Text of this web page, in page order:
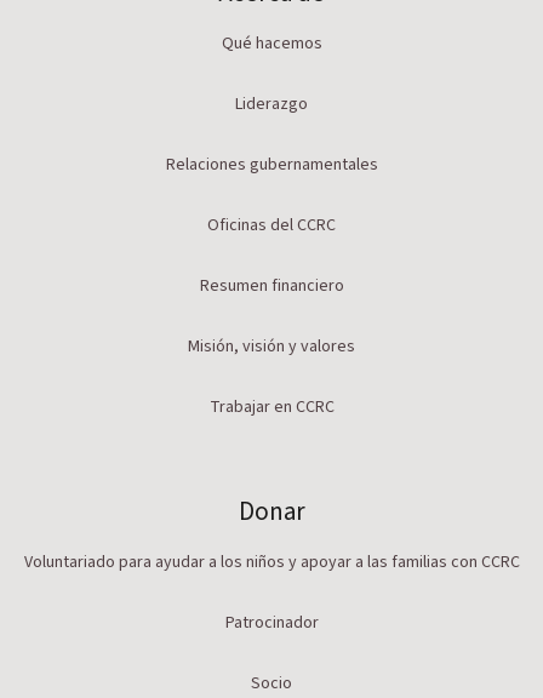
Qué hacemos
Liderazgo
Relaciones gubernamentales
Oficinas del CCRC
Resumen financiero
Misión, visión y valores
Trabajar en CCRC
Donar
Voluntariado para ayudar a los niños y apoyar a las familias con CCRC
Patrocinador
Socio